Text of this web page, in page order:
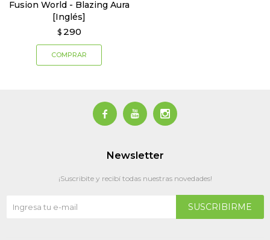
Fusion World - Blazing Aura
[Inglés]
$ 290
  
Newsletter
¡Suscribite y recibí todas nuestras novedades!
SUSCRIBIRME